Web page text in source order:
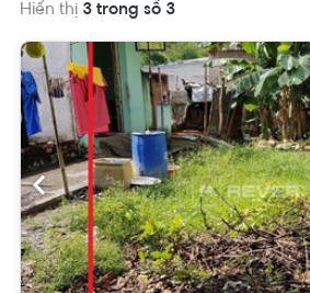
Hiển thị 3 trong số 3